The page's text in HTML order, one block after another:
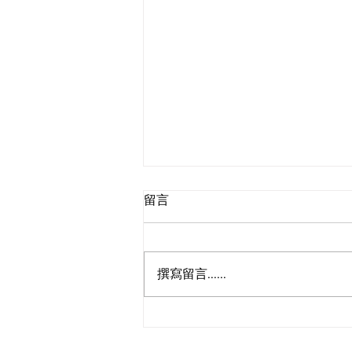
人類圖-探討64-47通道
留言
撰寫留言......